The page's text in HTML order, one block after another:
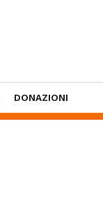
DONAZIONI